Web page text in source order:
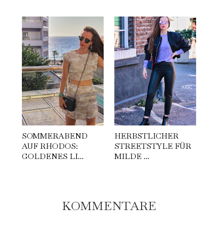
SOMMERABEND
AUF RHODOS:
GOLDENES LI...
HERBSTLICHER
STREETSTYLE FÜR
MILDE ...
KOMMENTARE